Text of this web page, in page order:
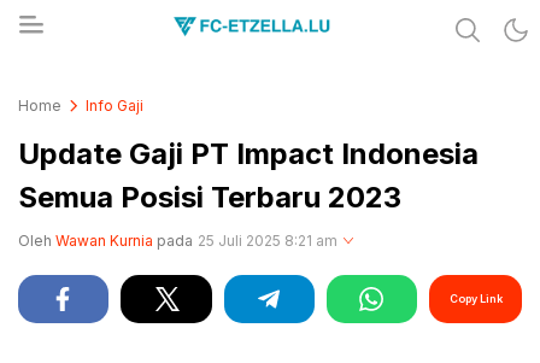
Home Info Gaji
Update Gaji PT Impact Indonesia
Semua Posisi Terbaru 2023
Oleh Wawan Kurnia pada 25 Juli 2025 8:21 am
Copy Link